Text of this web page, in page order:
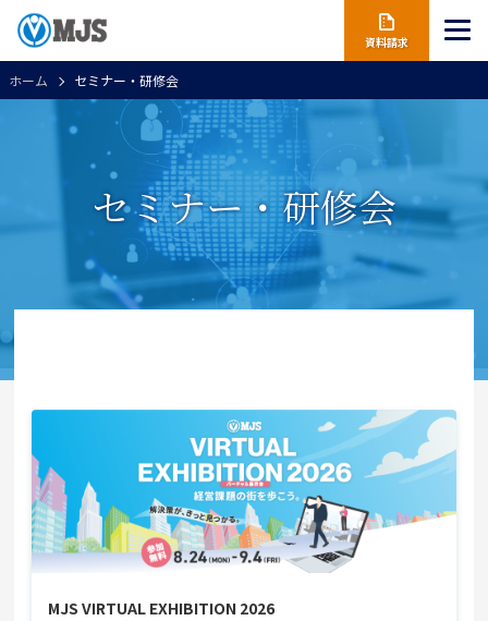
資料請求
ホーム セミナー・研修会
セミナー・研修会
MJS VIRTUAL EXHIBITION 2026